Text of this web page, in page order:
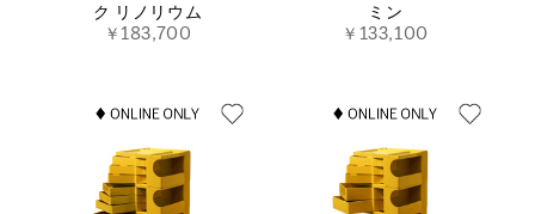
ク リノリウム
￥183,700
ミン
￥133,100